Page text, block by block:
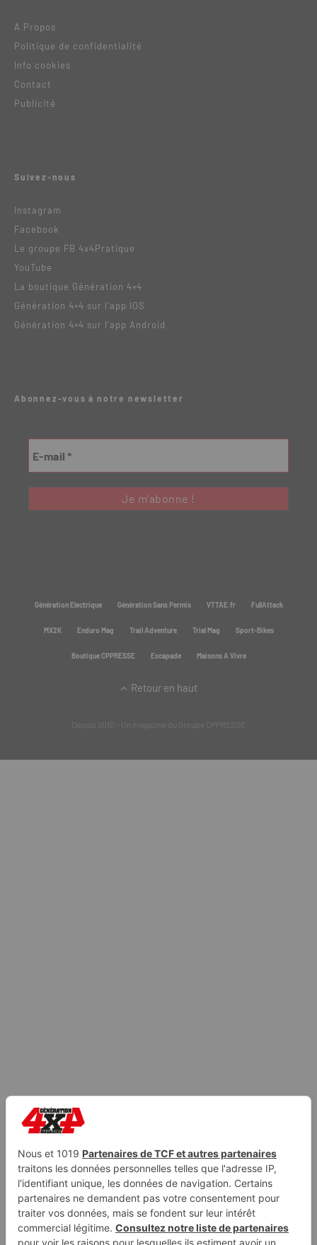
A Propos
Politique de confidentialité
Info cookies
Contact
Publicité
Suivez-nous
Instagram
Facebook
Le groupe FB 4x4Pratique
YouTube
La boutique Génération 4×4
Génération 4×4 sur l’app IOS
Génération 4×4 sur l’app Android
Abonnez-vous à notre newsletter
Génération Electrique Génération Sans Permis VTTAE.fr FullAttack
MX2K Enduro Mag Trail Adventure Trial Mag Sport-Bikes
Boutique CPPRESSE Escapade Maisons A Vivre
Retour en haut
Depuis 2010 - Un magazine du Groupe CPPRESSE